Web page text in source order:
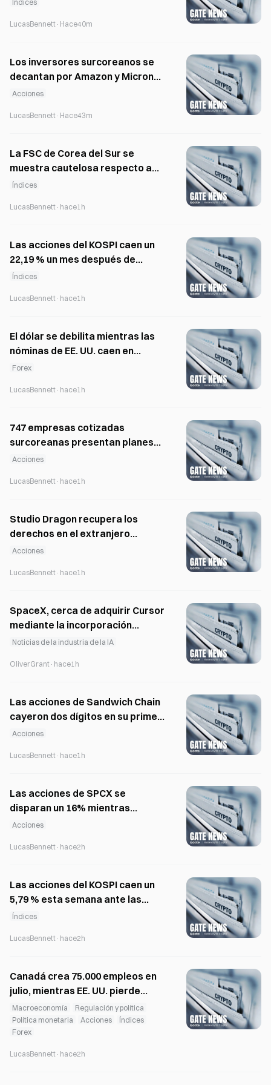
Índices
LucasBennett · Hace40m
Los inversores surcoreanos se
decantan por Amazon y Micron
tras el repunte de las grandes
resultados
Acciones
LucasBennett · Hace43m
La FSC de Corea del Sur se
muestra cautelosa respecto a
las exenciones de exclusión de
Índices
LucasBennett · hace1h
Las acciones del KOSPI caen un
22,19 % un mes después de
alcanzar su máximo de junio
Índices
LucasBennett · hace1h
El dólar se debilita mientras las
nóminas de EE. UU. caen en
23.000 y Japón señala una
Forex
LucasBennett · hace1h
747 empresas cotizadas
surcoreanas presentan planes
de mejora de valor; el KOSDAQ se
del 33 %
Acciones
LucasBennett · hace1h
Studio Dragon recupera los
derechos en el extranjero
mientras «Goblin» alcanza un
Acciones
LucasBennett · hace1h
SpaceX, cerca de adquirir Cursor
mediante la incorporación
directa de su equipo
Noticias de la industria de la IA
OliverGrant · hace1h
Las acciones de Sandwich Chain
cayeron dos dígitos en su primer
año de cotización
Acciones
LucasBennett · hace1h
Las acciones de SPCX se
disparan un 16% mientras
SpaceX intenta recuperar
Acciones
LucasBennett · hace2h
Las acciones del KOSPI caen un
5,79 % esta semana ante las
ventas de inversores
centrada en el IPC de EE. UU.
Índices
LucasBennett · hace2h
Canadá crea 75.000 empleos en
julio, mientras EE. UU. pierde
23.000 y la industria cripto sigue
una trayectoria divergente
Macroeconomía
Regulación y política
Política monetaria
Acciones
Índices
Forex
LucasBennett · hace2h